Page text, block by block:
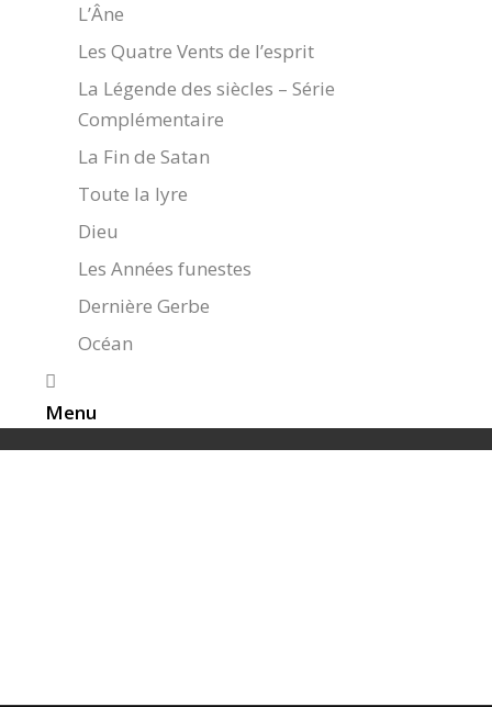
L’Âne
Les Quatre Vents de l’esprit
La Légende des siècles – Série
Complémentaire
La Fin de Satan
Toute la lyre
Dieu
Les Années funestes
Dernière Gerbe
Océan
Menu